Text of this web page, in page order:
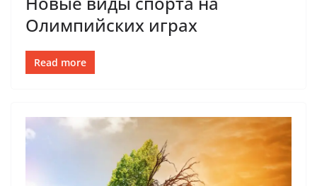
Олимпийских играх
Read more